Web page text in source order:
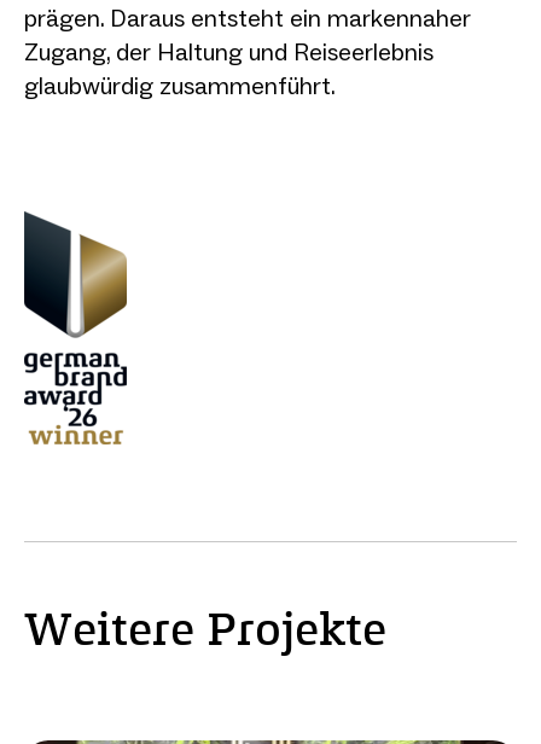
prägen. Daraus entsteht ein markennaher
Zugang, der Haltung und Reiseerlebnis
glaubwürdig zusammenführt.
Weitere Projekte